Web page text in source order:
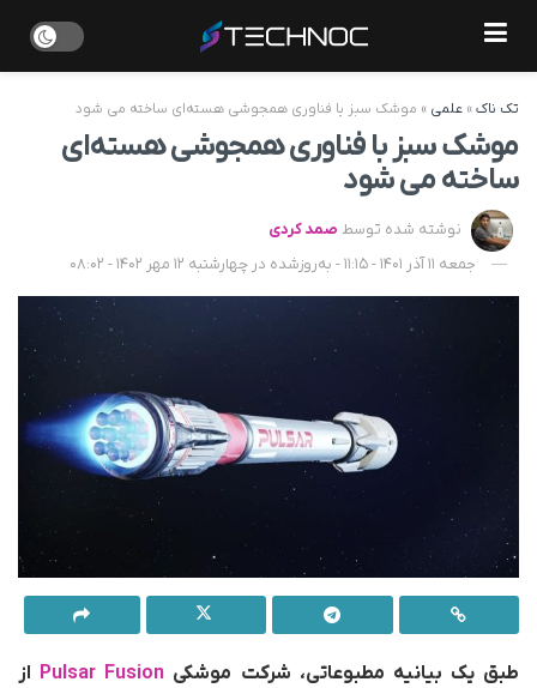
تک ناک» علمی » موشک سبز با فناوری همجوشی هسته‌ای ساخته می شود
موشک سبز با فناوری همجوشی هسته‌ای
ساخته می شود
نوشته شده توسط صمد کردی
جمعه 11 آذر 1401 - 11:15 - به‌روزشده در چهارشنبه 12 مهر 1402 - 08:02
طبق یک بیانیه مطبوعاتی، شرکت موشکی Pulsar Fusion از